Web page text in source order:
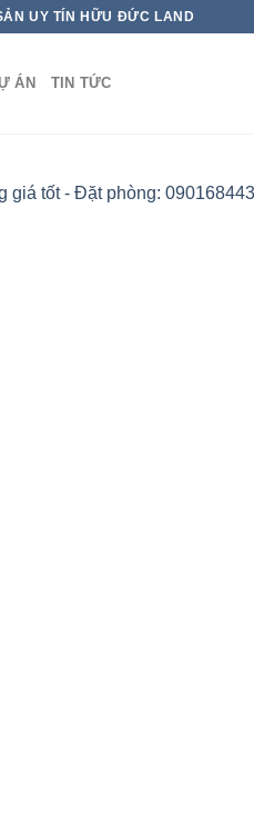
UY TÍN HỮU ĐỨC LAND
ÁN TIN TỨC